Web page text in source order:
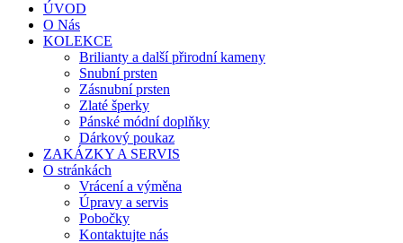
ÚVOD
O Nás
KOLEKCE
Brilianty a další přirodní kameny
Snubní prsten
Zásnubní prsten
Zlaté šperky
Pánské módní doplňky
Dárkový poukaz
ZAKÁZKY A SERVIS
O stránkách
Vrácení a výměna
Úpravy a servis
Pobočky
Kontaktujte nás